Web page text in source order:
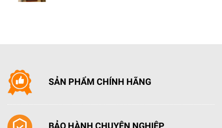
SẢN PHẨM CHÍNH HÃNG